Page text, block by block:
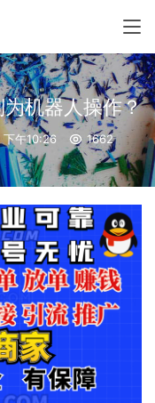
机器人操作？
午10:26 1662